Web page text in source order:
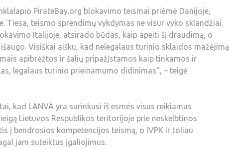
PirateBay.org blokavimo teismai priėmė Danijoje,
Tiesa, teismo sprendimų vykdymas ne visur vyko sklandžiai.
Italijoje, atsirado būdas, kaip apeiti šį draudimą, o
Visiškai aišku, kad nelegalaus turinio sklaidos mažėjimą
apibrėžtos ir šalių pripažįstamos kaip tinkamos ir
legalaus turinio prieinamumo didinimas“, – teigė
kad LANVA yra surinkusi iš esmės visus reikiamus
Lietuvos Respublikos teritorijoje prie neskelbtinos
į bendrosios kompetencijos teismą, o IVPK ir toliau
jam suteiktus įgaliojimus.